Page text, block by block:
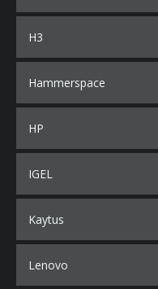
H3
Hammerspace
HP
IGEL
Kaytus
Lenovo